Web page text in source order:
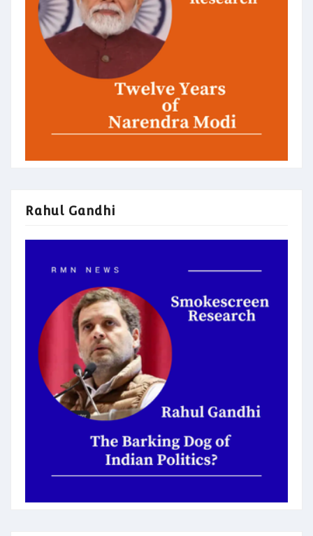
Rahul Gandhi